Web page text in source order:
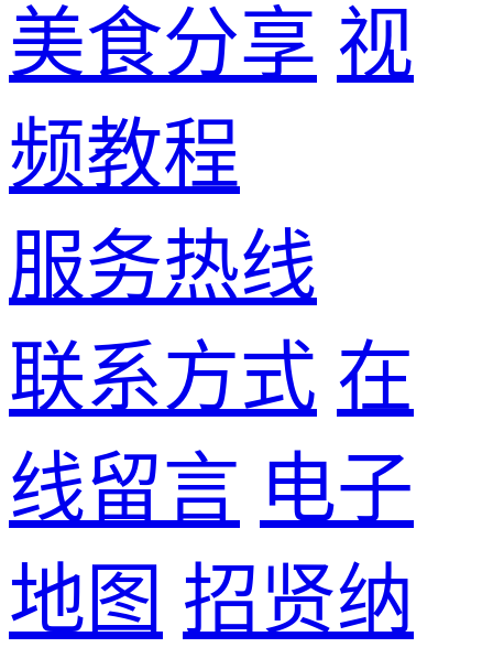
美食分享 视
频教程
服务热线
联系方式 在
线留言 电子
地图 招贤纳